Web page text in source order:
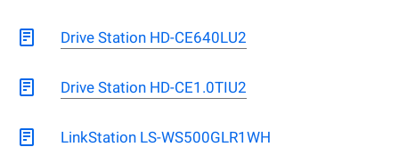
Drive Station HD-CE640LU2
Drive Station HD-CE1.0TIU2
LinkStation LS-WS500GLR1WH